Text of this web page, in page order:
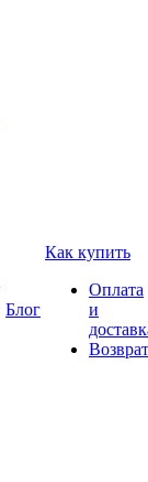
Блог
Как купить
Оплата
и
Возврат